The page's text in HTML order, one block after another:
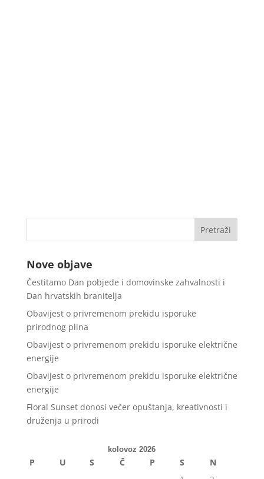
Nove objave
Čestitamo Dan pobjede i domovinske zahvalnosti i
Dan hrvatskih branitelja
Obavijest o privremenom prekidu isporuke
prirodnog plina
Obavijest o privremenom prekidu isporuke električne
energije
Obavijest o privremenom prekidu isporuke električne
energije
Floral Sunset donosi večer opuštanja, kreativnosti i
druženja u prirodi
kolovoz 2026
P U S Č P S
N